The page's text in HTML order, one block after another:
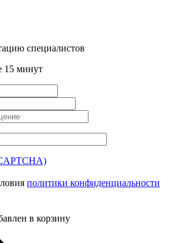
специалистов
15 минут
политики конфиденциальности
в корзину